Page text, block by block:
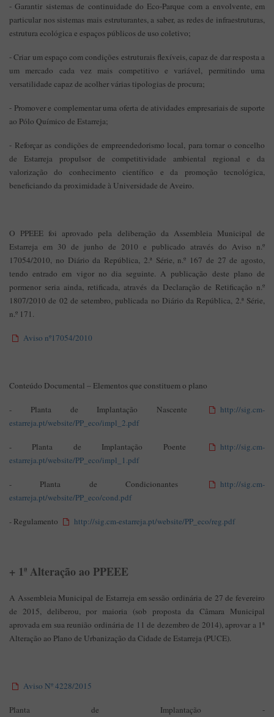
- Garantir sistemas de continuidade do Eco-Parque com a envolvente, em
particular nos sistemas mais estruturantes, a saber, as redes de infraestruturas,
estrutura ecológica e espaços públicos de uso coletivo;
- Criar um espaço com condições estruturais flexíveis, capaz de dar resposta a
um mercado cada vez mais competitivo e variável, permitindo uma
versatilidade capaz de acolher várias tipologias de procura;
- Promover e complementar uma oferta de atividades empresariais de suporte
ao Pólo Químico de Estarreja;
- Reforçar as condições de empreendedorismo local, para tornar o concelho
de Estarreja propulsor de competitividade ambiental regional e da
valorização do conhecimento científico e da promoção tecnológica,
beneficiando da proximidade à Universidade de Aveiro.
O PPEEE foi aprovado pela deliberação da Assembleia Municipal de
Estarreja em 30 de junho de 2010 e publicado através do Aviso n.º
17054/2010, no Diário da República, 2.ª Série, n.º 167 de 27 de agosto,
tendo entrado em vigor no dia seguinte. A publicação deste plano de
pormenor seria ainda, retificada, através da Declaração de Retificação n.º
1807/2010 de 02 de setembro, publicada no Diário da República, 2.ª Série,
n.º 171.
Aviso nº17054/2010
Conteúdo Documental – Elementos que constituem o plano
- Planta de Implantação Nascente
http://sig.cm-
estarreja.pt/website/PP_eco/impl_2.pdf
- Planta de Implantação Poente
http://sig.cm-
estarreja.pt/website/PP_eco/impl_1.pdf
- Planta de Condicionantes
http://sig.cm-
estarreja.pt/website/PP_eco/cond.pdf
- Regulamento http://sig.cm-estarreja.pt/website/PP_eco/reg.pdf
+ 1ª Alteração ao PPEEE
A Assembleia Municipal de Estarreja em sessão ordinária de 27 de fevereiro
de 2015, deliberou, por maioria (sob proposta da Câmara Municipal
aprovada em sua reunião ordinária de 11 de dezembro de 2014), aprovar a 1ª
Alteração ao Plano de Urbanização da Cidade de Estarreja (PUCE).
Aviso Nº 4228/2015
Planta de Implantação -